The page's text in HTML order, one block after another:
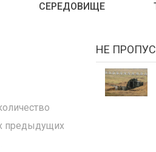
СЕРЕДОВИЩЕ
предыдущих
НЕ